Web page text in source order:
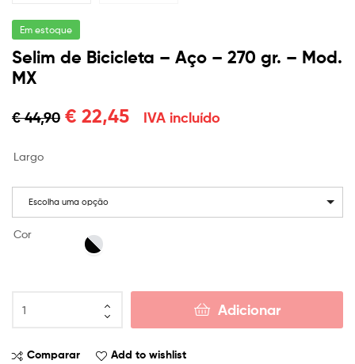
Em estoque
Selim de Bicicleta – Aço – 270 gr. – Mod.
MX
€44,90 € 22,45 IVA incluído
Largo
Escolha uma opção
Cor
Adicionar
Comparar Add to wishlist